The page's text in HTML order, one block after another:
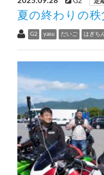
夏の終わりの
G2 yasu だいご はぎち